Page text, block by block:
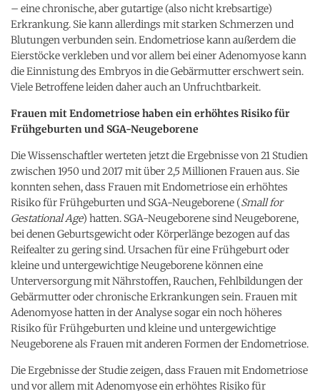
– eine chronische, aber gutartige (also nicht krebsartige)
Erkrankung. Sie kann allerdings mit starken Schmerzen und
Blutungen verbunden sein. Endometriose kann außerdem die
Eierstöcke verkleben und vor allem bei einer Adenomyose kann
die Einnistung des Embryos in die Gebärmutter erschwert sein.
Viele Betroffene leiden daher auch an Unfruchtbarkeit.
Frauen mit Endometriose haben ein erhöhtes Risiko für
Frühgeburten und SGA-Neugeborene
Die Wissenschaftler werteten jetzt die Ergebnisse von 21 Studien
zwischen 1950 und 2017 mit über 2,5 Millionen Frauen aus. Sie
konnten sehen, dass Frauen mit Endometriose ein erhöhtes
Risiko für Frühgeburten und SGA-Neugeborene (Small for
Gestational Age) hatten. SGA-Neugeborene sind Neugeborene,
bei denen Geburtsgewicht oder Körperlänge bezogen auf das
Reifealter zu gering sind. Ursachen für eine Frühgeburt oder
kleine und untergewichtige Neugeborene können eine
Unterversorgung mit Nährstoffen, Rauchen, Fehlbildungen der
Gebärmutter oder chronische Erkrankungen sein. Frauen mit
Adenomyose hatten in der Analyse sogar ein noch höheres
Risiko für Frühgeburten und kleine und untergewichtige
Neugeborene als Frauen mit anderen Formen der Endometriose.
Die Ergebnisse der Studie zeigen, dass Frauen mit Endometriose
und vor allem mit Adenomyose ein erhöhtes Risiko für